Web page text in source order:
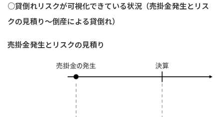
○貸倒れリスクが可視化できている状況（売掛金発生とリス
クの見積り～倒産による貸倒れ）
売掛金発生とリスクの見積り